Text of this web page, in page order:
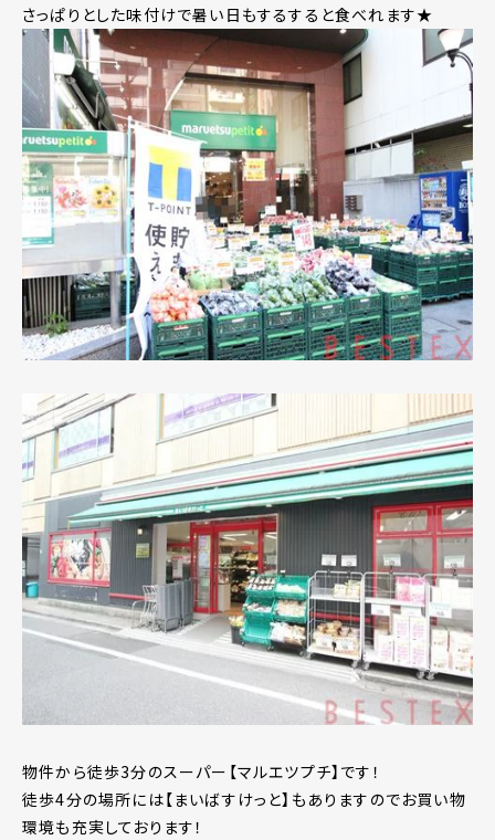
さっぱりとした味付けで暑い日もするすると食べれます★
物件から徒歩3分のスーパー【マルエツプチ】です！
徒歩4分の場所には【まいばすけっと】もありますのでお買い物
環境も充実しております！